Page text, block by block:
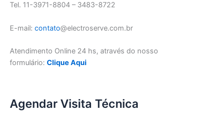
Tel. 11-3971-8804 – 3483-8722
E-mail: contato@electroserve.com.br
Atendimento Online 24 hs, através do nosso
formulário: Clique Aqui
Agendar Visita Técnica